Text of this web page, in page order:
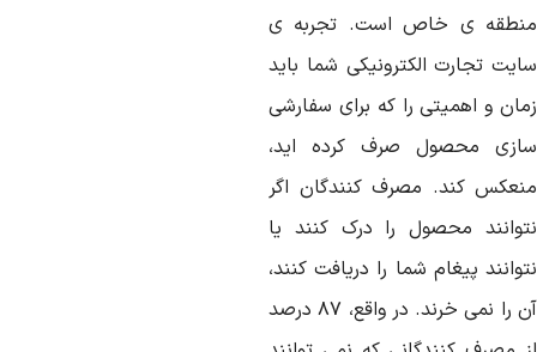
ی خاص است. تجربه ی
تجارت الکترونیکی شما باید
و اهمیتی را که برای سفارشی
محصول صرف کرده اید،
کند. مصرف کنندگان اگر
محصول را درک کنند یا
پیغام شما را دریافت کنند،
آن را نمی خرند. در واقع، ۸۷ درصد